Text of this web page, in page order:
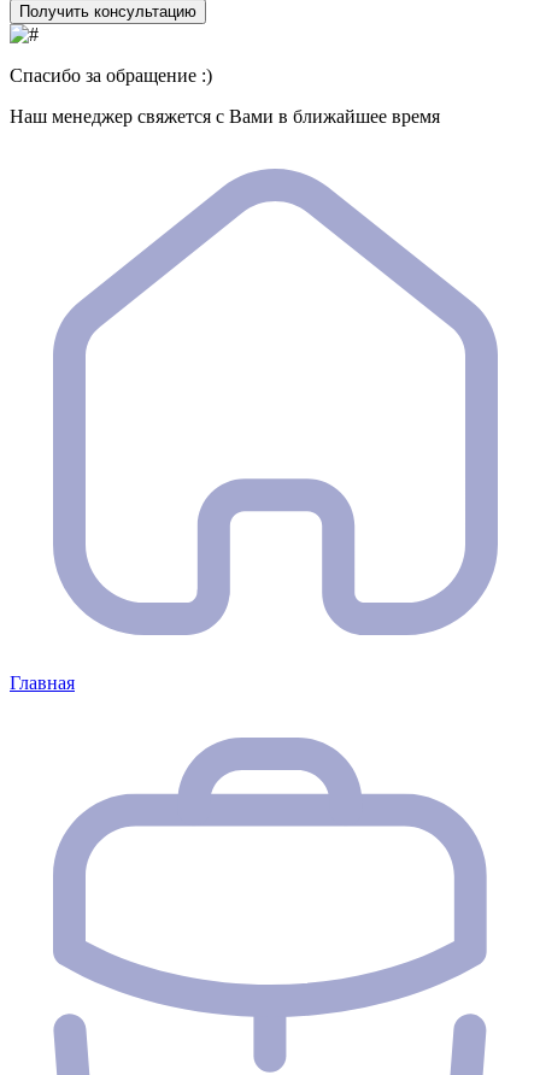
Получить консультацию
Спасибо за обращение :)
Наш менеджер свяжется с Вами в ближайшее время
Главная